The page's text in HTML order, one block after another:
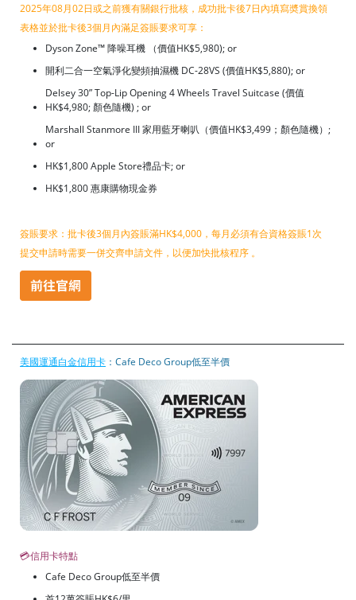
2025年08月02日或之前獲有關銀行批核，成功批卡後7日內填寫奬賞換領
表格並於批卡後3個月內滿足簽賬要求可享：
Dyson Zone™ 降噪耳機 （價值HK$5,980); or
開利二合一空氣淨化變頻抽濕機 DC-28VS (價值HK$5,880); or
Delsey 30” Top-Lip Opening 4 Wheels Travel Suitcase (價值
HK$4,980; 顏色隨機) ; or
Marshall Stanmore III 家用藍牙喇叭（價值HK$3,499；顏色隨機）;
or
HK$1,800 Apple Store禮品卡; or
HK$1,800 惠康購物現金券
簽賬要求：批卡後3個月內簽賬滿HK$4,000，每月必須有合資格簽賬1次
提交申請時需要一併交齊申請文件，以便加快批核程序 。
美國運通白金信用卡 ：Cafe Deco Group低至半價
💳信用卡特點
Cafe Deco Group低至半價